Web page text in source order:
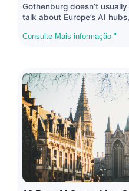
Gothenburg doesn’t
talk about Europe’s AI
Consulte Mais informação "